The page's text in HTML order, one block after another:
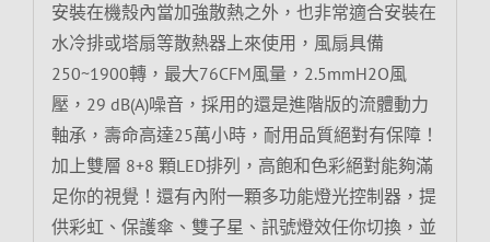
安裝在機殼內當加強散熱之外，也非常適合安裝在
水冷排或塔扇等散熱器上來使用，風扇具備
250~1900轉，最大76CFM風量，2.5mmH2O風
壓，29 dB(A)噪音，採用的還是進階版的流體動力
軸承，壽命高達25萬小時，耐用品質絕對有保障！
加上雙層 8+8 顆LED排列，高飽和色彩絕對能夠滿
足你的視覺！還有內附一顆多功能燈光控制器，提
供彩虹、保護傘、雙子星、訊號燈效任你切換，並